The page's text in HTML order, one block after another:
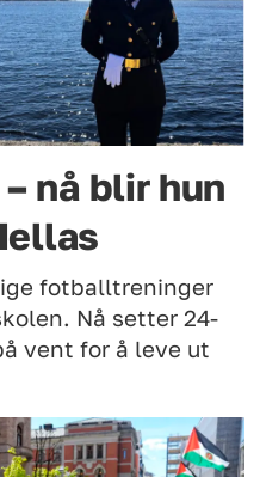
nå blir hun
fotballtreninger
Nå setter 24-
vent for å leve ut